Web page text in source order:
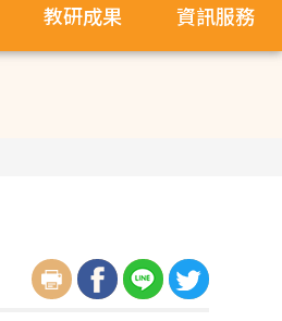
教研成果 資訊服務